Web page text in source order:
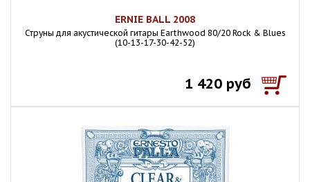
ERNIE BALL 2008
Струны для акустической гитары Earthwood 80/20 Rock & Blues
(10-13-17-30-42-52)
1 420 руб